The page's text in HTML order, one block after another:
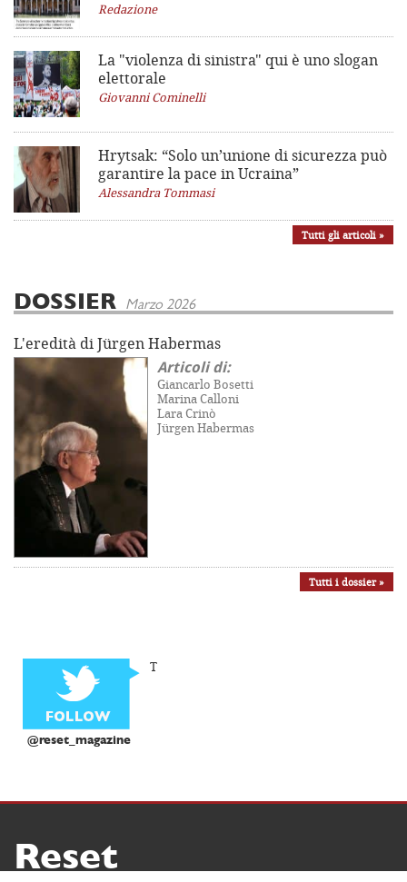
Redazione
La "violenza di sinistra" qui è uno slogan
elettorale
Giovanni Cominelli
Hrytsak: “Solo un’unione di sicurezza può
garantire la pace in Ucraina”
Alessandra Tommasi
Tutti gli articoli »
DOSSIER Marzo 2026
L'eredità di Jürgen Habermas
Articoli di:
Giancarlo Bosetti
Marina Calloni
Lara Crinò
Jürgen Habermas
Tutti i dossier »
@reset_magazine
T
Reset